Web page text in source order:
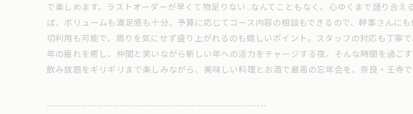
で楽しめます。ラストオーダーが早くて物足りない…なんてこともなく、心ゆくまで語り合
ば、ボリュームも満足感も十分。予算に応じてコース内容の相談もできるので、幹事さんに
切利用も可能で、周りを気にせず盛り上がれるのも嬉しいポイント。スタッフの対応も丁寧
年の疲れを癒し、仲間と笑いながら新しい年への活力をチャージする夜。そんな時間を過ご
飲み放題をギリギリまで楽しみながら、美味しい料理とお酒で最高の忘年会を。奈良・王寺
----------------------------------------------------------------------